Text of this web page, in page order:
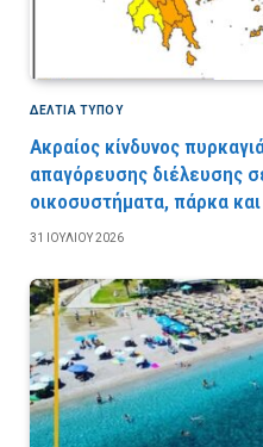
ΔΕΛΤΙΑ ΤΥΠΟΥ
Ακραίος κίνδυνος
απαγόρευσης διέλευσης
οικοσυστήματα, πάρκα
31 ΙΟΥΛΊΟΥ 2026